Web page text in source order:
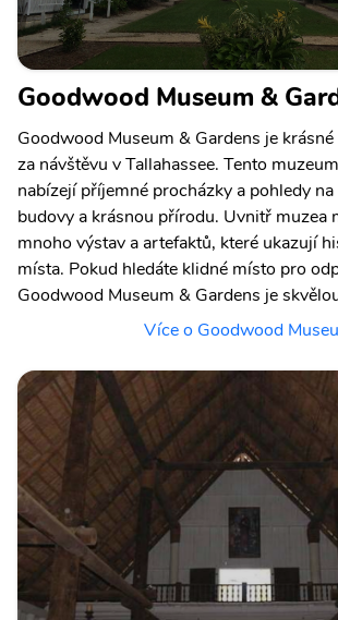
Goodwood Museum &
Goodwood Museum & Gardens je
za návštěvu v Tallahassee. Tento
nabízejí příjemné procházky a pohledy
budovy a krásnou přírodu. Uvnitř muzea
mnoho výstav a artefaktů, které ukazují
místa. Pokud hledáte klidné místo pro
Goodwood Museum & Gardens je
Více o Goodwood